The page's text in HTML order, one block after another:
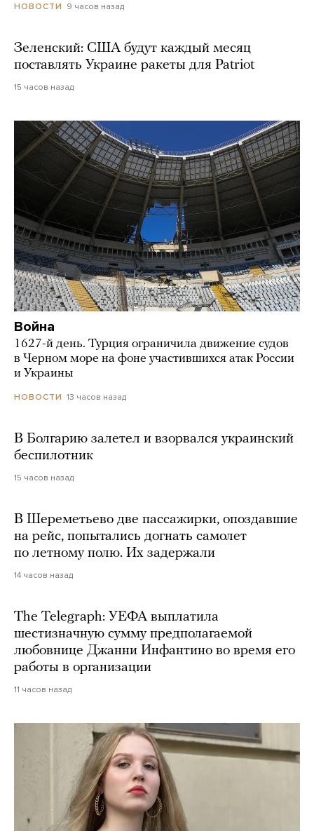
НОВОСТИ 9 часов назад
Зеленский: США будут каждый месяц
поставлять Украине ракеты для Patriot
15 часов назад
Война
1627-й день. Турция ограничила движение судов
в Черном море на фоне участившихся атак России
и Украины
НОВОСТИ 13 часов назад
В Болгарию залетел и взорвался украинский
беспилотник
15 часов назад
В Шереметьево две пассажирки, опоздавшие
на рейс, попытались догнать самолет
по летному полю. Их задержали
14 часов назад
The Telegraph: УЕФА выплатила
шестизначную сумму предполагаемой
любовнице Джанни Инфантино во время его
работы в организации
11 часов назад